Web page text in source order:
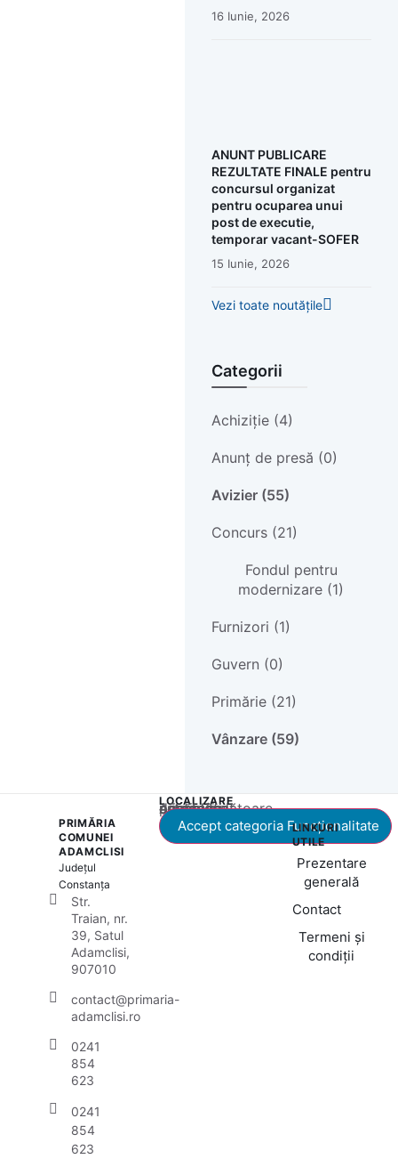
16 Iunie, 2026
ANUNT PUBLICARE
REZULTATE FINALE pentru
concursul organizat
pentru ocuparea unui
post de executie,
temporar vacant-SOFER
15 Iunie, 2026
Vezi toate noutățile
Categorii
Achiziție (4)
Anunț de presă (0)
Avizier (55)
Concurs (21)
Fondul pentru
modernizare (1)
Furnizori (1)
Guvern (0)
Primărie (21)
Vânzare (59)
PRIMĂRIA
COMUNEI
ADAMCLISI
Județul
Constanța
Str.
Traian, nr.
39, Satul
Adamclisi,
907010
contact@primaria-
adamclisi.ro
0241
854
623
0241
854
623
LOCALIZARE
Acest conținut este blocat până când acceptați categoria corespunzătoare de cookie-uri.
Accept categoria Funcționalitate
LINKURI
UTILE
Prezentare
generală
Contact
Termeni și
condiții